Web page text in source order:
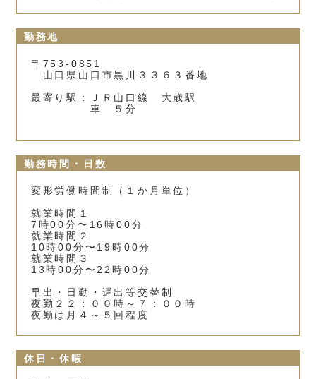
勤務地
〒753-0851
山口県山口市黒川３３６３番地
最寄り駅：ＪＲ山口線 大歳駅
車 ５分
勤務時間・日数
変形労働時間制（１か月単位）
就業時間１
7時00分〜16時00分
就業時間２
10時00分〜19時00分
就業時間３
13時00分〜22時00分
早出・日勤・遅出等交替制
夜勤２２：００時～７：００時
夜勤は月４～５回程度
休日・休暇